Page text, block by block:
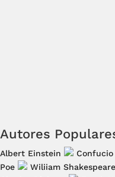
Autores
Albert Einstein Confucio
Poe
Wiliiam Shakespeare